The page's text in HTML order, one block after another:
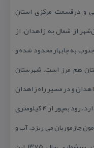
پهنای شمالی و درقسمت مركزی استان
از شمال به زاهدان، از
جنوب به چابهار محدود شده و
هم مرز است. شهرستان
زاهدان و در مسیر راه زاهدان
– بندر چابهار در ۵۷۱ متری از سطح دریا قرار دارد. رود بمپور از ۴ كیلومتری
كیلومتر به هامون جازموریان می ریزد. آب و